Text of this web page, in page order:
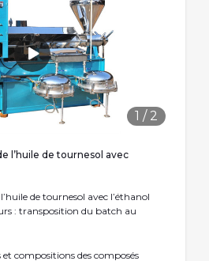
1 / 2
l’huile de tournesol avec
de tournesol avec l’éthanol
: transposition du batch au
compositions des composés